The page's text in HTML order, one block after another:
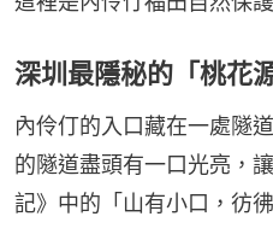
深圳最隱秘的「桃花源
內伶仃的入口藏在一處隧
的隧道盡頭有一口光亮，
記》中的「山有小口，彷